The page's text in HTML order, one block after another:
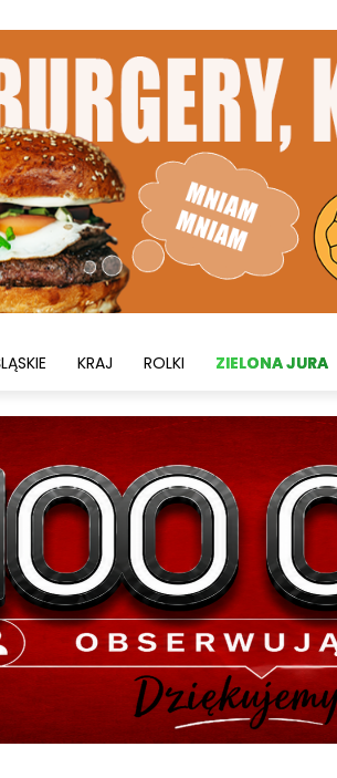
KRAJ ROLKI ZIELONA JURA